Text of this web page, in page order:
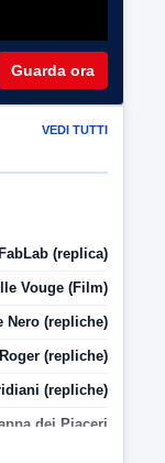
Guarda ora
VEDI TUTTI
FabLab (replica)
Vouge (Film)
Nero (repliche)
(repliche)
(repliche)
dei Piaceri